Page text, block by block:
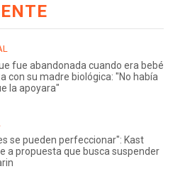
fue abandonada cuando era bebé
con su madre biológica: "No había
la apoyara"
se pueden perfeccionar": Kast
a propuesta que busca suspender